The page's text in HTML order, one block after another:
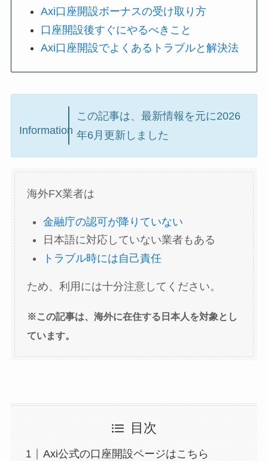
Axi口座開設ボーナスの受け取り方
口座開設後すぐにやるべきこと
Axi口座開設でよくあるトラブルと解決法
Information
この記事は、最新情報を元に2026
年6月更新しました
海外FX業者は
金融庁の認可が降りていない
日本語に対応していない業者もある
トラブル時には自己責任
ため、利用には十分注意してください。
※この記事は、海外に在住する日本人を対象とし
ています。
目次
Axi公式の口座開設ページはこちら